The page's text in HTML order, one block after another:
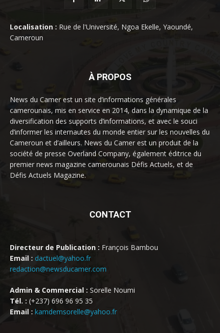
Localisation : Rue de l'Université, Ngoa Ekelle, Yaoundé,
Cameroun
À PROPOS
News du Camer est un site d’informations générales
camerounais, mis en service en 2014, dans la dynamique de la
diversification des supports d’informations, et avec le souci
d’informer les internautes du monde entier sur les nouvelles du
Cameroun et d’ailleurs. News du Camer est un produit de la
société de presse Overland Company, également éditrice du
premier news magazine camerounais Défis Actuels, et de
Défis Actuels Magazine.
CONTACT
Directeur de Publication : François Bambou
Email : dactuel@yahoo.fr
redaction@newsducamer.com
Admin & Commercial : Sorelle Noumi
Tél. : (+237) 696 96 95 35
Email : kamdemsorelle@yahoo.fr